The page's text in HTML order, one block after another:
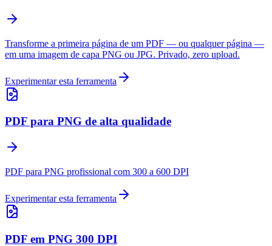
Transforme a primeira página de um PDF — ou qualquer página —
em uma imagem de capa PNG ou JPG. Privado, zero upload.
Experimentar esta ferramenta
PDF para PNG de alta qualidade
PDF para PNG profissional com 300 a 600 DPI
Experimentar esta ferramenta
PDF em PNG 300 DPI